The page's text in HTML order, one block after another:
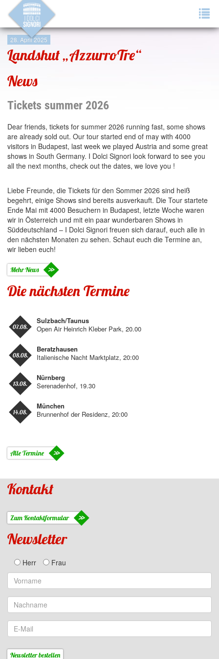
28. April 2025
Landshut „AzzurroTre“
News
Tickets summer 2026
Dear friends, tickets for summer 2026 running fast, some shows
are already sold out. Our tour started end of may with 4000
visitors in Budapest, last week we played Austria and some great
shows in South Germany. I Dolci Signori look forward to see you
all the next months, check out the dates, we love you !
Liebe Freunde, die Tickets für den Sommer 2026 sind heiß
begehrt, einige Shows sind bereits ausverkauft. Die Tour startete
Ende Mai mit 4000 Besuchern in Budapest, letzte Woche waren
wir in Österreich und mit ein paar wunderbaren Shows in
Süddeutschland – I Dolci Signori freuen sich darauf, euch alle in
den nächsten Monaten zu sehen. Schaut euch die Termine an,
wir lieben euch!
Mehr News
Die nächsten Termine
Sulzbach/Taunus
Open Air Heinrich Kleber Park, 20.00
07.08.
Beratzhausen
Italienische Nacht Marktplatz, 20:00
08.08.
Nürnberg
Serenadenhof, 19.30
13.08.
München
Brunnenhof der Residenz, 20:00
14.08.
Alle Termine
Kontakt
Zum Kontaktformular
Newsletter
Herr Frau